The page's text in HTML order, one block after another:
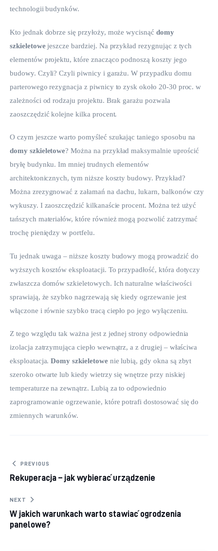
technologii budynków.
Kto jednak dobrze się przyłoży, może wycisnąć domy
szkieletowe jeszcze bardziej. Na przykład rezygnując z tych
elementów projektu, które znacząco podnoszą koszty jego
budowy. Czyli? Czyli piwnicy i garażu. W przypadku domu
parterowego rezygnacja z piwnicy to zysk około 20-30 proc. w
zależności od rodzaju projektu. Brak garażu pozwala
zaoszczędzić kolejne kilka procent.
O czym jeszcze warto pomyśleć szukając taniego sposobu na
domy szkieletowe? Można na przykład maksymalnie uprościć
bryłę budynku. Im mniej trudnych elementów
architektonicznych, tym niższe koszty budowy. Przykład?
Można zrezygnować z załamań na dachu, lukarn, balkonów czy
wykuszy. I zaoszczędzić kilkanaście procent. Można też użyć
tańszych materiałów, które również mogą pozwolić zatrzymać
trochę pieniędzy w portfelu.
Tu jednak uwaga – niższe koszty budowy mogą prowadzić do
wyższych kosztów eksploatacji. To przypadłość, która dotyczy
zwłaszcza domów szkieletowych. Ich naturalne właściwości
sprawiają, że szybko nagrzewają się kiedy ogrzewanie jest
włączone i równie szybko tracą ciepło po jego wyłączeniu.
Z tego względu tak ważna jest z jednej strony odpowiednia
izolacja zatrzymująca ciepło wewnątrz, a z drugiej – właściwa
eksploatacja. Domy szkieletowe nie lubią, gdy okna są zbyt
szeroko otwarte lub kiedy wietrzy się wnętrze przy niskiej
temperaturze na zewnątrz. Lubią za to odpowiednio
zaprogramowanie ogrzewanie, które potrafi dostosować się do
zmiennych warunków.
Nawigacja wpisu
PREVIOUS
Rekuperacja – jak wybierać urządzenie
NEXT
W jakich warunkach warto stawiać ogrodzenia
panelowe?